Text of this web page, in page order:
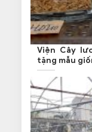
Viện Cây
tặng mẫu